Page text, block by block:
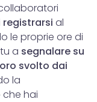
registrarsi al
le proprie ore di
a segnalare su
svolto dai
la
hai